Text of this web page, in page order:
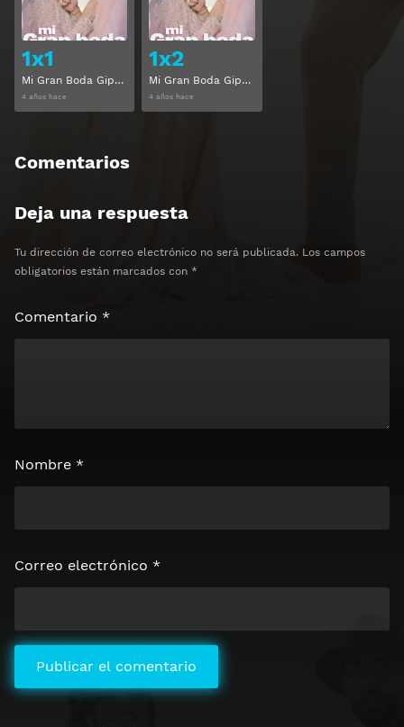
1x1
Mi Gran Boda Gipsy Temporada 1 Capitulo 1
4 años hace
1x2
Mi Gran Boda Gipsy Temporada 1 Capitulo 2
4 años hace
Comentarios
Deja una respuesta
Tu dirección de correo electrónico no será publicada. Los campos
obligatorios están marcados con *
Comentario *
Nombre *
Correo electrónico *